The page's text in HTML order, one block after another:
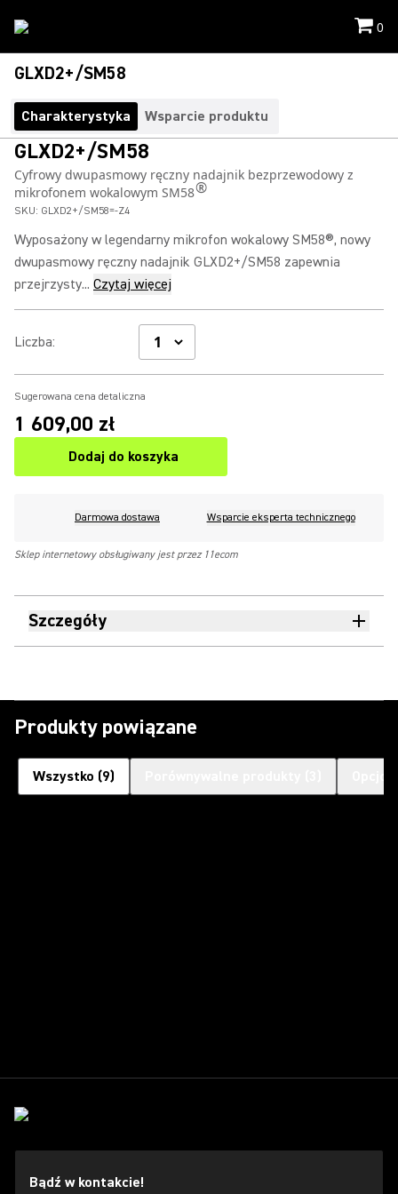
0
GLXD2+/SM58
Charakterystyka Wsparcie produktu
GLXD2+/SM58
Cyfrowy dwupasmowy ręczny nadajnik bezprzewodowy z
mikrofonem wokalowym SM58®
SKU: GLXD2+/SM58=-Z4
Wyposażony w legendarny mikrofon wokalowy SM58®, nowy
dwupasmowy ręczny nadajnik GLXD2+/SM58 zapewnia
przejrzysty... Czytaj więcej
Liczba:
Sugerowana cena detaliczna
1 609,00 zł
Dodaj do koszyka
Darmowa dostawa Wsparcie eksperta technicznego
Sklep internetowy obsługiwany jest przez 11ecom
Szczegóły
Produkty powiązane
Wszystko (9)
Bądź w kontakcie!